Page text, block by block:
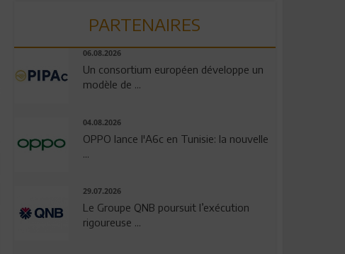
PARTENAIRES
06.08.2026
Un consortium européen développe un
modèle de ...
04.08.2026
OPPO lance l'A6c en Tunisie: la nouvelle
...
29.07.2026
Le Groupe QNB poursuit l’exécution
rigoureuse ...